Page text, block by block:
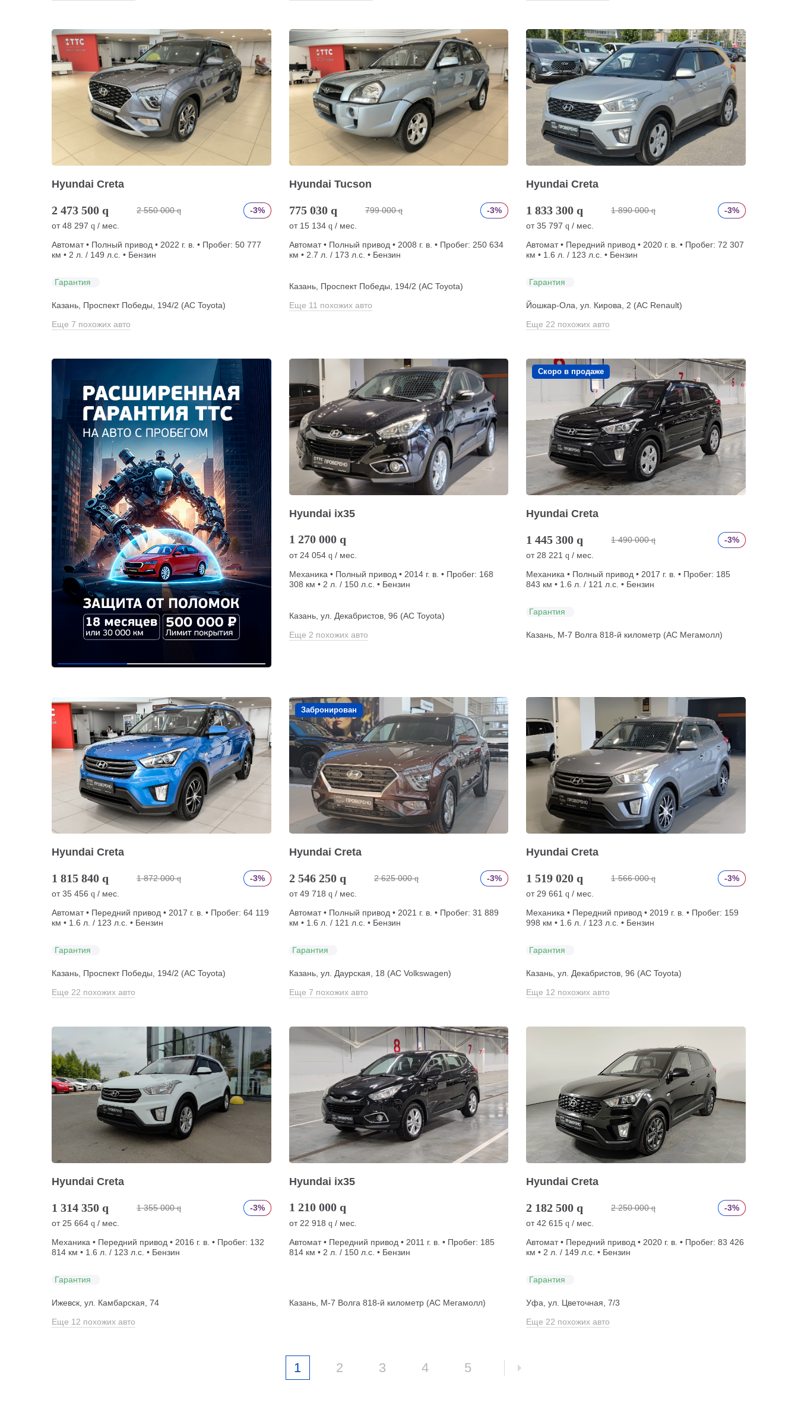
Hyundai Creta
2 473 500 q 2 550 000 q
-3%
от48 297 q / мес.
Автомат • Полный привод • 2022 г. в. • Пробег: 50 777
км • 2 л. / 149 л.с. • Бензин
Гарантия
Казань, Проспект Победы, 194/2 (АС Toyota)
Еще 7 похожих авто
Hyundai Tucson
775 030 q 799 000 q
-3%
от 15 134 q / мес.
Автомат • Полный привод • 2008 г. в. • Пробег: 250 634
км • 2.7 л. / 173 л.с. • Бензин
Казань, Проспект Победы, 194/2 (АС Toyota)
Еще 11 похожих авто
Hyundai Creta
1 833 300 q 1 890 000 q
-3%
от35 797 q / мес.
Автомат • Передний привод • 2020 г. в. • Пробег: 72 307
км • 1.6 л. / 123 л.с. • Бензин
Гарантия
Йошкар-Ола, ул. Кирова, 2 (АС Renault)
Еще 22 похожих авто
Hyundai ix35
1 270 000 q
от 24 054 q / мес.
Механика • Полный привод • 2014 г. в. • Пробег: 168
308 км • 2 л. / 150 л.с. • Бензин
Казань, ул. Декабристов, 96 (АС Toyota)
Еще 2 похожих авто
Скоро в продаже
Hyundai Creta
1 445 300 q 1 490 000 q
-3%
от 28 221 q / мес.
Механика • Полный привод • 2017 г. в. • Пробег: 185
843 км • 1.6 л. / 121 л.с. • Бензин
Гарантия
Казань, М-7 Волга 818-й километр (АС Мегамолл)
Hyundai Creta
1 815 840 q 1 872 000 q
-3%
от35 456 q / мес.
Автомат • Передний привод • 2017 г. в. • Пробег: 64 119
км • 1.6 л. / 123 л.с. • Бензин
Гарантия
Казань, Проспект Победы, 194/2 (АС Toyota)
Еще 22 похожих авто
Забронирован
Hyundai Creta
2 546 250 q 2 625 000 q
-3%
от49 718 q / мес.
Автомат • Полный привод • 2021 г. в. • Пробег: 31 889
км • 1.6 л. / 121 л.с. • Бензин
Гарантия
Казань, ул. Даурская, 18 (АС Volkswagen)
Еще 7 похожих авто
Hyundai Creta
1 519 020 q 1 566 000 q
-3%
от29 661 q / мес.
Механика • Передний привод • 2019 г. в. • Пробег: 159
998 км • 1.6 л. / 123 л.с. • Бензин
Гарантия
Казань, ул. Декабристов, 96 (АС Toyota)
Еще 12 похожих авто
Hyundai Creta
1 314 350 q 1 355 000 q
-3%
от25 664 q / мес.
Механика • Передний привод • 2016 г. в. • Пробег: 132
814 км • 1.6 л. / 123 л.с. • Бензин
Гарантия
Ижевск, ул. Камбарская, 74
Еще 12 похожих авто
Hyundai ix35
1 210 000 q
от22 918 q / мес.
Автомат • Передний привод • 2011 г. в. • Пробег: 185
814 км • 2 л. / 150 л.с. • Бензин
Казань, М-7 Волга 818-й километр (АС Мегамолл)
Hyundai Creta
2 182 500 q 2 250 000 q
-3%
от42 615 q / мес.
Автомат • Передний привод • 2020 г. в. • Пробег: 83 426
км • 2 л. / 149 л.с. • Бензин
Гарантия
Уфа, ул. Цветочная, 7/3
Еще 22 похожих авто
1 2 3 4 5